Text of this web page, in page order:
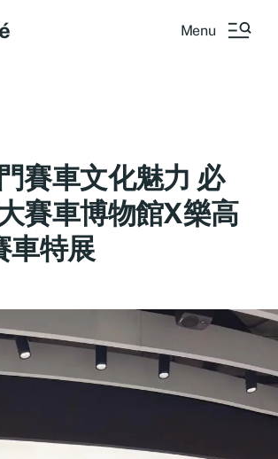
Menu
賽車文化魅力 必
賽車博物館X樂高
車特展